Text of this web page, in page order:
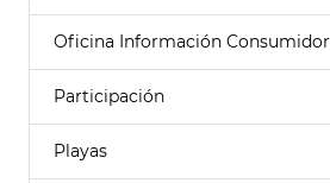
Oficina Información Consumidor
Participación
Playas